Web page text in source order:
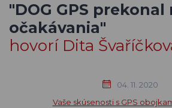
"DOG GPS prekonal
očakávania"
hovorí Dita
04. 11. 2020
Vaše skúsenosti s GPS